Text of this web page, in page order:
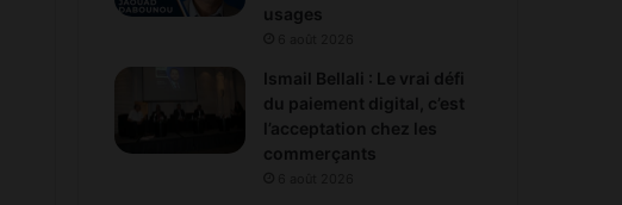
usages
Ismail Bellali : Le vrai défi
du paiement digital, c’est
l’acceptation chez les
commerçants